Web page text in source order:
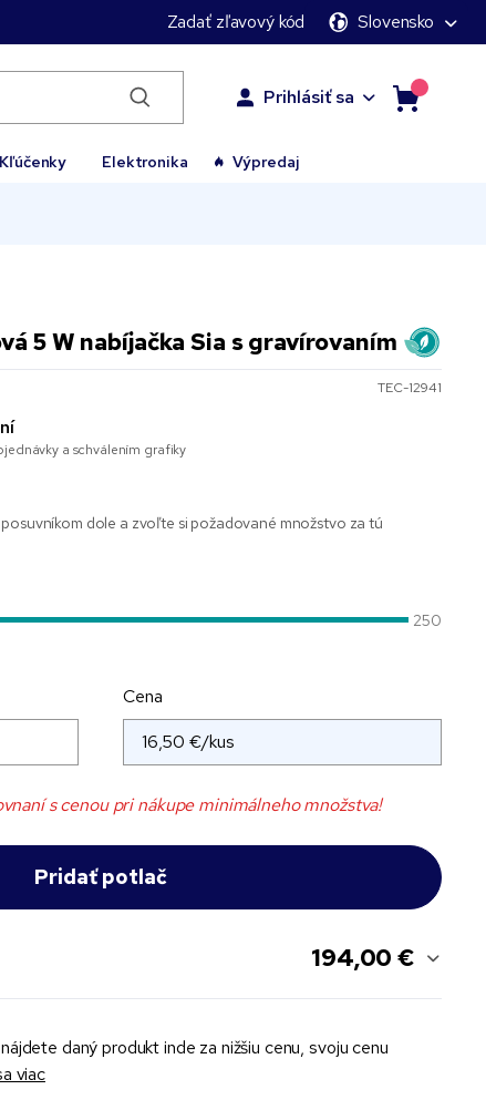
Zadať zľavový kód Slovensko
Prihlásiť sa
Kľúčenky Elektronika Výpredaj
5 W nabíjačka Sia s gravírovaním
TEC-12941
a schválením grafiky
dole a zvoľte si požadované množstvo za tú
250
Cena
s cenou pri nákupe minimálneho množstva!
194,00 €
daný produkt inde za nižšiu cenu, svoju cenu
viac